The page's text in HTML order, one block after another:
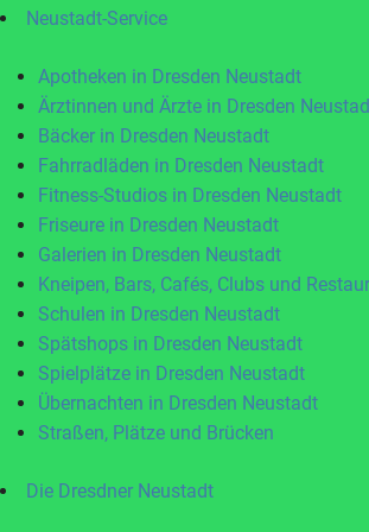
Neustadt-Service
Apotheken in Dresden Neustadt
Ärztinnen und Ärzte in Dresden
Bäcker in Dresden Neustadt
Fahrradläden in Dresden Neustadt
Fitness-Studios in Dresden Neustadt
Friseure in Dresden Neustadt
Galerien in Dresden Neustadt
Kneipen, Bars, Cafés, Clubs und
Schulen in Dresden Neustadt
Spätshops in Dresden Neustadt
Spielplätze in Dresden Neustadt
Übernachten in Dresden Neustadt
Straßen, Plätze und Brücken
Die Dresdner Neustadt